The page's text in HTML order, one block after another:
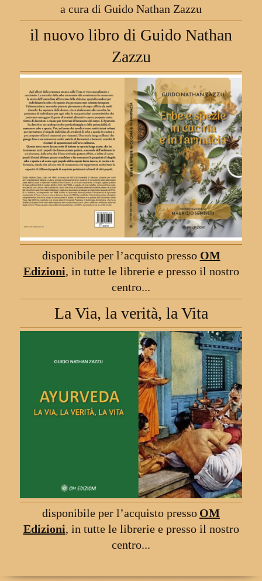
a cura di Guido Nathan Zazzu
il nuovo libro di Guido Nathan
Zazzu
disponibile per l’acquisto presso OM
Edizioni, in tutte le librerie e presso il nostro
centro...
La Via, la verità, la Vita
disponibile per l’acquisto presso OM
Edizioni, in tutte le librerie e presso il nostro
centro...